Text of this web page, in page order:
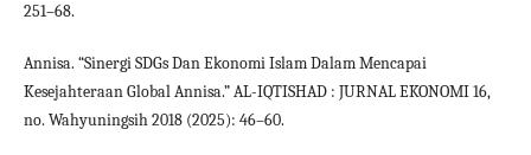
251–68.
Annisa. “Sinergi SDGs Dan Ekonomi Islam Dalam Mencapai
Kesejahteraan Global Annisa.” AL-IQTISHAD : JURNAL EKONOMI 16,
no. Wahyuningsih 2018 (2025): 46–60.